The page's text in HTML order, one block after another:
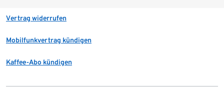
Vertrag widerrufen
Mobilfunkvertrag kündigen
Kaffee-Abo kündigen